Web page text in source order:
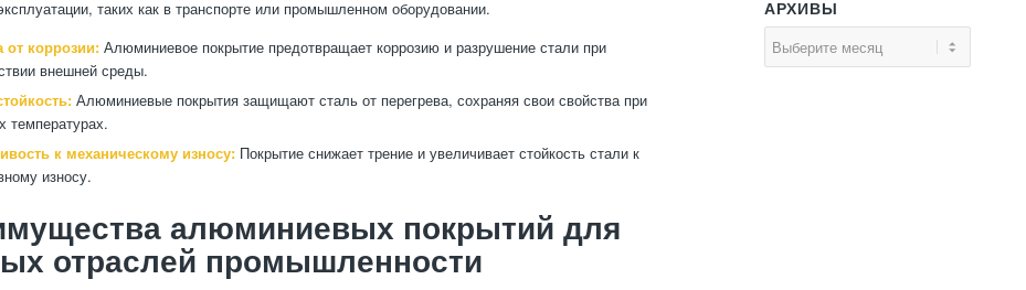
таких как в транспорте или промышленном оборудовании.
от коррозии: Алюминиевое покрытие предотвращает коррозию и разрушение стали при
внешней среды.
Алюминиевые покрытия защищают сталь от перегрева, сохраняя свои свойства при
температурах.
к механическому износу: Покрытие снижает трение и увеличивает стойкость стали к
износу.
алюминиевых покрытий для
отраслей промышленности
АРХИВЫ